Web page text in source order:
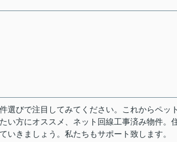
選びで注目してみてください。これからペッ
い方にオススメ、ネット回線工事済み物件。
きましょう。私たちもサポート致します。